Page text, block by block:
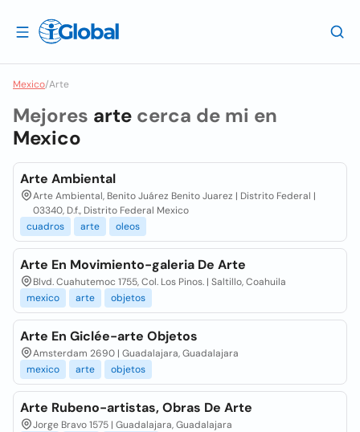
Mexico/Arte
Mejores arte cerca de mi en
Mexico
Arte Ambiental
Arte Ambiental, Benito Juárez Benito Juarez | Distrito Federal |
03340, D.f., Distrito Federal Mexico
cuadros
arte oleos
Arte En Movimiento-galeria De Arte
Blvd. Cuahutemoc 1755, Col. Los Pinos. | Saltillo, Coahuila
mexico
arte objetos
Arte En Giclée-arte Objetos
Amsterdam 2690 | Guadalajara, Guadalajara
mexico
arte objetos
Arte Rubeno-artistas, Obras De Arte
Jorge Bravo 1575 | Guadalajara, Guadalajara